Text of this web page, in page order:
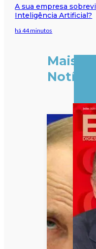
A sua empresa
Inteligência Artificial?
há 44 minutos
Mais
Notícias